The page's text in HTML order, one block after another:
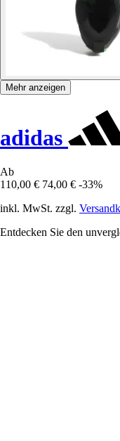
Mehr anzeigen
adidas
Ab
110,00 € 74,00 € -33%
inkl. MwSt. zzgl.
Entdecken Sie den